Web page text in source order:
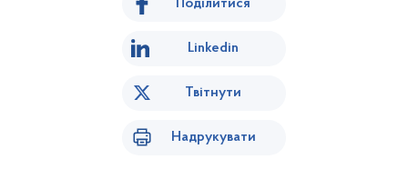
Поділитися
Linkedin
Твітнути
Надрукувати